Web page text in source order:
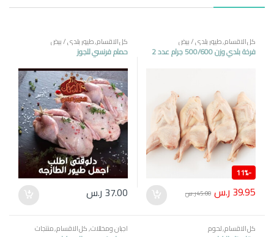
كل الاقسام,طيور بلدي / بيض
فرخة بلدي وزن 500/600 جرام عدد 2
-
11%
39.95 ر.س 45.00ر.س
كل الاقسام,طيور بلدي / بيض
حمام فرنسي للجوز
37.00 ر.س
كل الاقسام,لحوم اجبان ومخللات,كل الاقسام,منتجات